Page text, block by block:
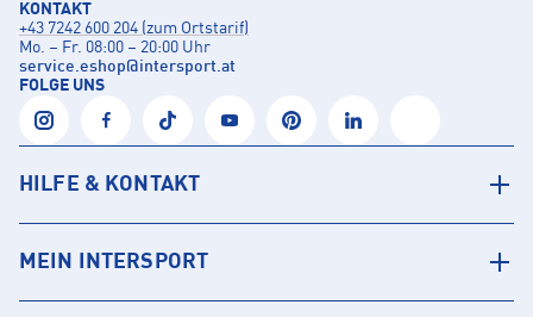
KONTAKT
+43 7242 600 204 (zum Ortstarif)
Mo. – Fr. 08:00 – 20:00 Uhr
service.eshop@intersport.at
FOLGE UNS
HILFE & KONTAKT
MEIN INTERSPORT